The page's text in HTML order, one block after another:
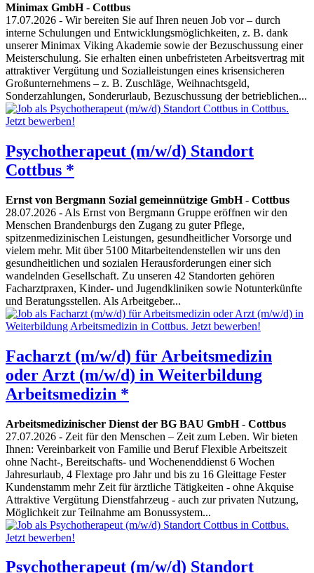
Minimax GmbH- Cottbus
17.07.2026 - Wir bereiten Sie auf Ihren neuen Job vor – durch
interne Schulungen und Entwicklungsmöglichkeiten, z. B. dank
unserer Minimax Viking Akademie sowie der Bezuschussung einer
Meisterschulung. Sie erhalten einen unbefristeten Arbeitsvertrag mit
attraktiver Vergütung und Sozialleistungen eines krisensicheren
Großunternehmens – z. B. Zuschläge, Weihnachtsgeld,
Sonderzahlungen, Sonderurlaub, Bezuschussung der betrieblichen...
Psychotherapeut (m/w/d) Standort
Cottbus *
Ernst von Bergmann Sozial gemeinnützige GmbH- Cottbus
28.07.2026 - Als Ernst von Bergmann Gruppe eröffnen wir den
Menschen Brandenburgs den Zugang zu guter Pflege,
spitzenmedizinischen Leistungen, gesundheitlicher Vorsorge und
vielem mehr. Mit über 5100 Mitarbeitendenstellen wir uns den
gesundheitlichen und sozialen Herausforderungen einer sich
wandelnden Gesellschaft. Zu unseren 42 Standorten gehören
Facharztpraxen, Kinder- und Jugendkliniken sowie Notunterkünfte
und Beratungsstellen. Als Arbeitgeber...
Facharzt (m/w/d) für Arbeitsmedizin
oder Arzt (m/w/d) in Weiterbildung
Arbeitsmedizin *
Arbeitsmedizinischer Dienst der BG BAU GmbH- Cottbus
27.07.2026 - Zeit für den Menschen – Zeit zum Leben. Wir bieten
Ihnen: Vereinbarkeit von Familie und Beruf Flexible Arbeitszeit
ohne Nacht-, Bereitschafts- und Wochenenddienst 6 Wochen
Jahresurlaub, 4 Flextage pro Jahr und bis zu 16 Gleittage Fester
Kundenstamm mehr Zeit für ärztliche Tätigkeiten - ohne Akquise
Attraktive Vergütung Dienstfahrzeug - auch zur privaten Nutzung,
Möglichkeit zur Teilnahme am Bonussystem...
Psychotherapeut (m/w/d) Standort